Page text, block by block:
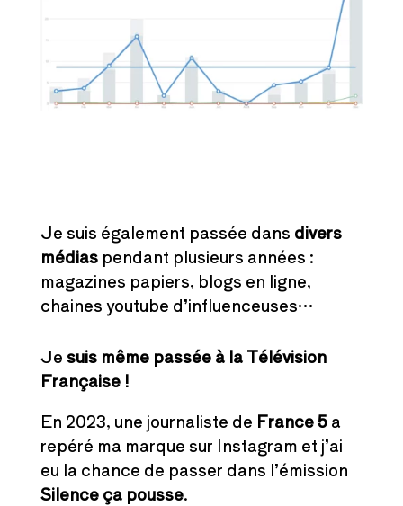
Je suis également passée dans divers
médiaspendant plusieurs années :
magazines papiers, blogs en ligne,
chaines youtube d’influenceuses…
Jesuis même passée à la Télévision
Française !
En 2023, une journaliste de France 5a
repéré ma marque sur Instagram et j’ai
eu la chance de passer dans l’émission
Silence ça pousse.